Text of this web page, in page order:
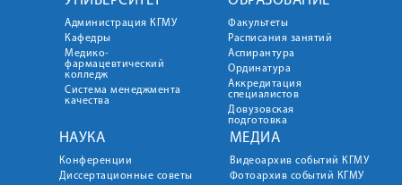
Администрация КГМУ
Кафедры
Медико-
фармацевтический
колледж
Система менеджмента
качества
Факультеты
Расписания занятий
Аспирантура
Ординатура
Аккредитация
специалистов
Довузовская
подготовка
НАУКА
Конференции
Диссертационные советы
МЕДИА
Видеоархив событий КГМУ
Фотоархив событий КГМУ